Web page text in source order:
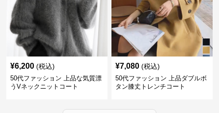
¥6,200 (税込)
50代ファッション 上品な気質漂
うVネックニットコート
¥7,080 (税込)
50代ファッション 上品ダブルボ
タン膝丈トレンチコート